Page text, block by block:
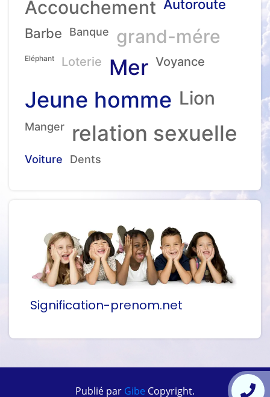
Accouchement Autoroute
Barbe
Banque grand-mére
Eléphant Loterie Mer Voyance
Jeune homme Lion
Manger relation sexuelle
Voiture Dents
Signification-prenom.net
Publié par Gibe Copyright.